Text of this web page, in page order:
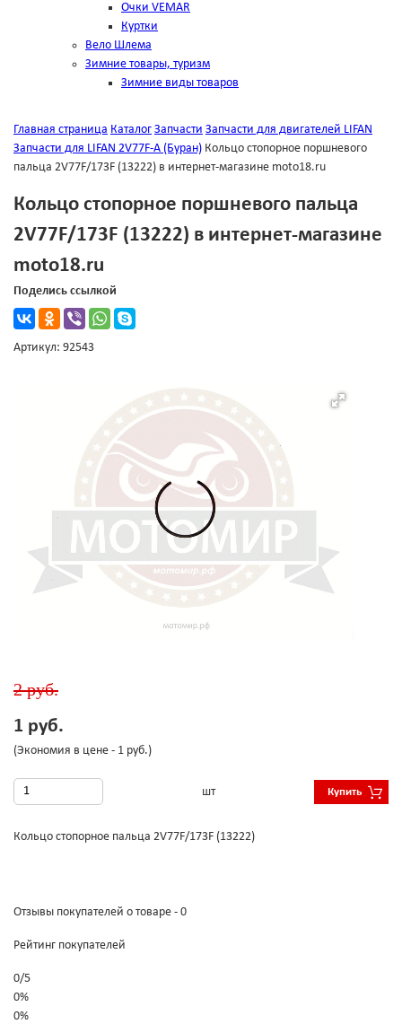
Очки VEMAR
Куртки
Вело Шлема
Зимние товары, туризм
Зимние виды товаров
Главная страница Каталог Запчасти Запчасти для двигателей LIFAN
Запчасти для LIFAN 2V77F-A (Буран) Кольцо стопорное поршневого
пальца 2V77F/173F (13222) в интернет-магазине moto18.ru
Кольцо стопорное поршневого пальца
2V77F/173F (13222) в интернет-магазине
moto18.ru
Поделись ссылкой
Артикул: 92543
2 руб.
1 руб.
(Экономия в цене - 1 руб.)
шт Купить
Кольцо стопорное пальца 2V77F/173F (13222)
Отзывы покупателей о товаре - 0
Рейтинг покупателей
0/5
0%
0%